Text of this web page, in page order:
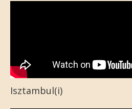
Isztambul(i)